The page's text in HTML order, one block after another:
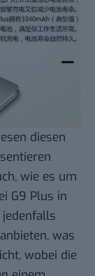
diesen
wie es um
G9 Plus in
was
wobei die